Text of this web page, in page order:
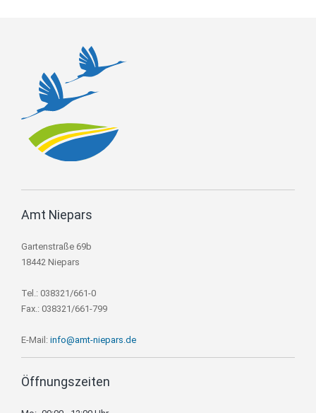
Amt Niepars
Gartenstraße 69b
18442 Niepars
Tel.: 038321/661-0
Fax.: 038321/661-799
E-Mail: info@amt-niepars.de
Öffnungszeiten